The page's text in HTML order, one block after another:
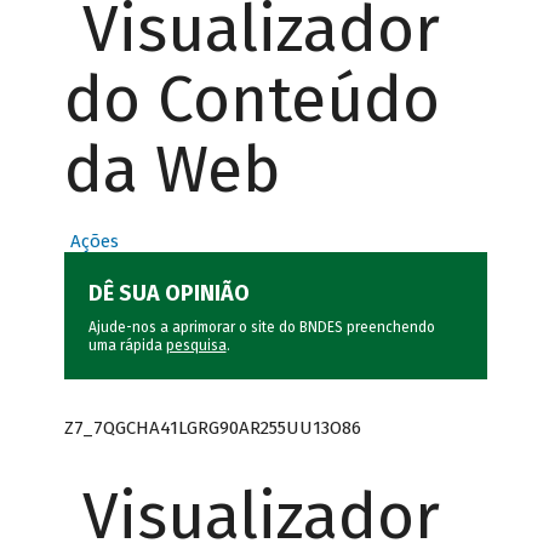
Visualizador
do Conteúdo
da Web
Ações
DÊ SUA OPINIÃO
Ajude-nos a aprimorar o site do BNDES preenchendo
uma rápida pesquisa.
Z7_7QGCHA41LGRG90AR255UU13O86
Visualizador